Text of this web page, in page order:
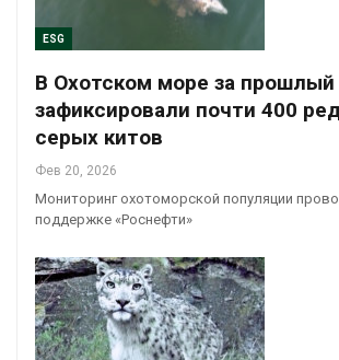
ESG
В Охотском море за прошлый
зафиксировали почти 400
серых китов
Фев 20, 2026
Мониторинг охотоморской популяции
поддержке «Роснефти»